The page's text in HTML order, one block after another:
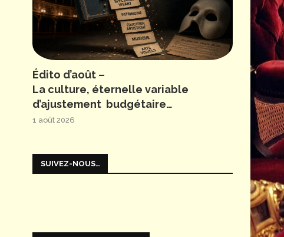
Édito d’août –
La culture, éternelle variable
d’ajustement budgétaire…
1 août 2026
SUIVEZ-NOUS…